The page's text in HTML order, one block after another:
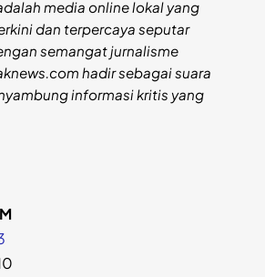
media online lokal yang
dan terpercaya seputar
semangat jurnalisme
hadir sebagai suara
informasi kritis yang
M